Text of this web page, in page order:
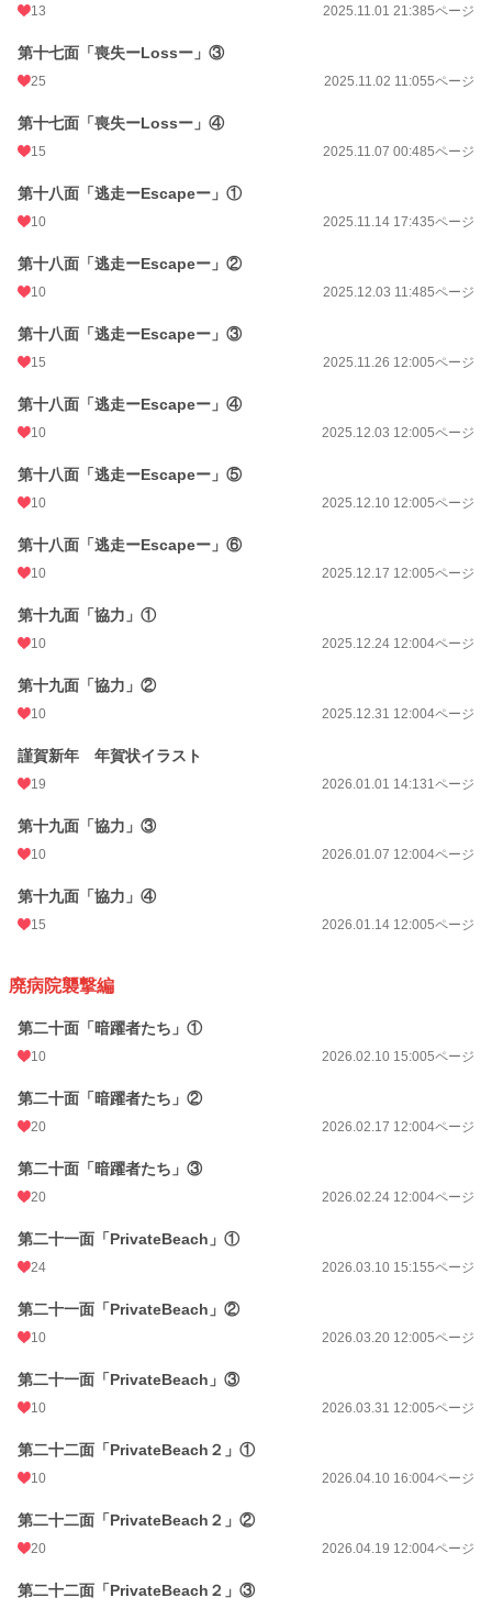
13 2025.11.01 21:385ページ
第十七面「喪失ーLossー」③
25 2025.11.02 11:055ページ
第十七面「喪失ーLossー」④
15 2025.11.07 00:485ページ
第十八面「逃走ーEscapeー」①
10 2025.11.14 17:435ページ
第十八面「逃走ーEscapeー」②
10 2025.12.03 11:485ページ
第十八面「逃走ーEscapeー」③
15 2025.11.26 12:005ページ
第十八面「逃走ーEscapeー」④
10 2025.12.03 12:005ページ
第十八面「逃走ーEscapeー」⑤
10 2025.12.10 12:005ページ
第十八面「逃走ーEscapeー」⑥
10 2025.12.17 12:005ページ
第十九面「協力」①
10 2025.12.24 12:004ページ
第十九面「協力」②
10 2025.12.31 12:004ページ
謹賀新年 年賀状イラスト
19 2026.01.01 14:131ページ
第十九面「協力」③
10 2026.01.07 12:004ページ
第十九面「協力」④
15 2026.01.14 12:005ページ
廃病院襲撃編
第二十面「暗躍者たち」①
10 2026.02.10 15:005ページ
第二十面「暗躍者たち」②
20 2026.02.17 12:004ページ
第二十面「暗躍者たち」③
20 2026.02.24 12:004ページ
第二十一面「PrivateBeach」①
24 2026.03.10 15:155ページ
第二十一面「PrivateBeach」②
10 2026.03.20 12:005ページ
第二十一面「PrivateBeach」③
10 2026.03.31 12:005ページ
第二十二面「PrivateBeach２」①
10 2026.04.10 16:004ページ
第二十二面「PrivateBeach２」②
20 2026.04.19 12:004ページ
第二十二面「PrivateBeach２」③